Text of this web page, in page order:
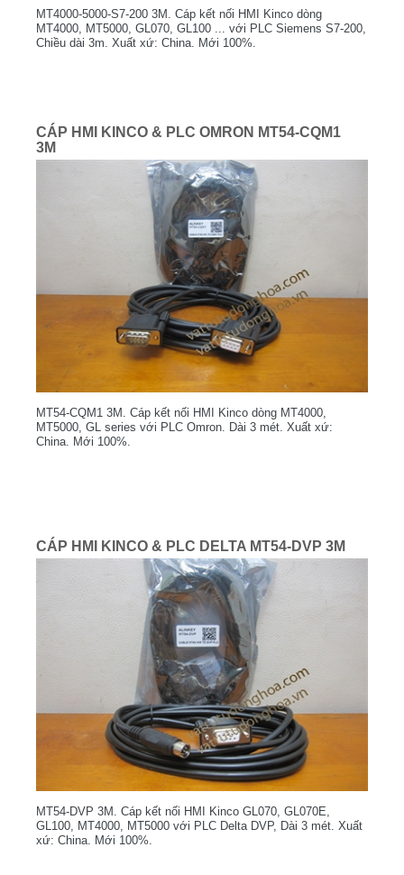
MT4000-5000-S7-200 3M. Cáp kết nối HMI Kinco dòng
MT4000, MT5000, GL070, GL100 ... với PLC Siemens S7-200,
Chiều dài 3m. Xuất xứ: China. Mới 100%.
CÁP HMI KINCO & PLC OMRON MT54-CQM1
3M
MT54-CQM1 3M. Cáp kết nối HMI Kinco dòng MT4000,
MT5000, GL series với PLC Omron. Dài 3 mét. Xuất xứ:
China. Mới 100%.
CÁP HMI KINCO & PLC DELTA MT54-DVP 3M
MT54-DVP 3M. Cáp kết nối HMI Kinco GL070, GL070E,
GL100, MT4000, MT5000 với PLC Delta DVP, Dài 3 mét. Xuất
xứ: China. Mới 100%.